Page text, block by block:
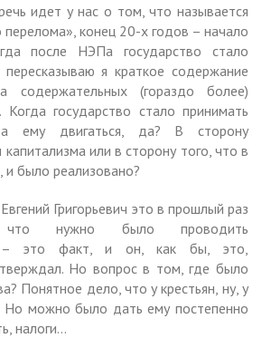
идет у нас о том, что называется
перелома», конец 20-х годов – начало
после НЭПа государство стало
я краткое содержание
содержательных (гораздо более)
государство стало принимать
ему двигаться, да? В сторону
или в сторону того, что в
и было реализовано?
Григорьевич это в прошлый раз
нужно было проводить
– это факт, и он, как бы, это,
Но вопрос в том, где было
Понятное дело, что у крестьян, ну, у
Но можно было дать ему постепенно
налоги…